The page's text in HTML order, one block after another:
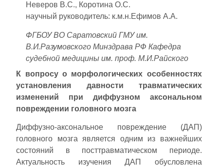
Неверов В.С., Коротина О.С.
научный руководитель: к.м.н.Ефимов А.А.
ФГБОУ ВО Саратовский ГМУ им.
В.И.Разумовского Минздрава РФ Кафедра
судебной медицины им. проф. М.И.Райского
К вопросу о морфологических особенностях
установления давности травматических
изменений при диффузном аксональном
повреждении головного мозга
Диффузно-аксональное повреждение (ДАП)
головного мозга является одним из важнейших
состояний в посттравматическом периоде.
Актуальность изучения ДАП обусловлена